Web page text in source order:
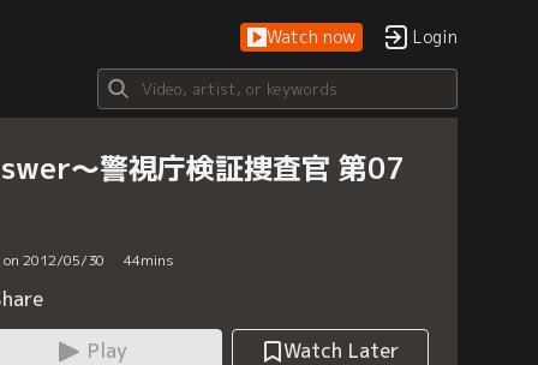
Watch now Login
～警視庁検証捜査官 第07
2012/05/30 44mins
Play
Watch Later